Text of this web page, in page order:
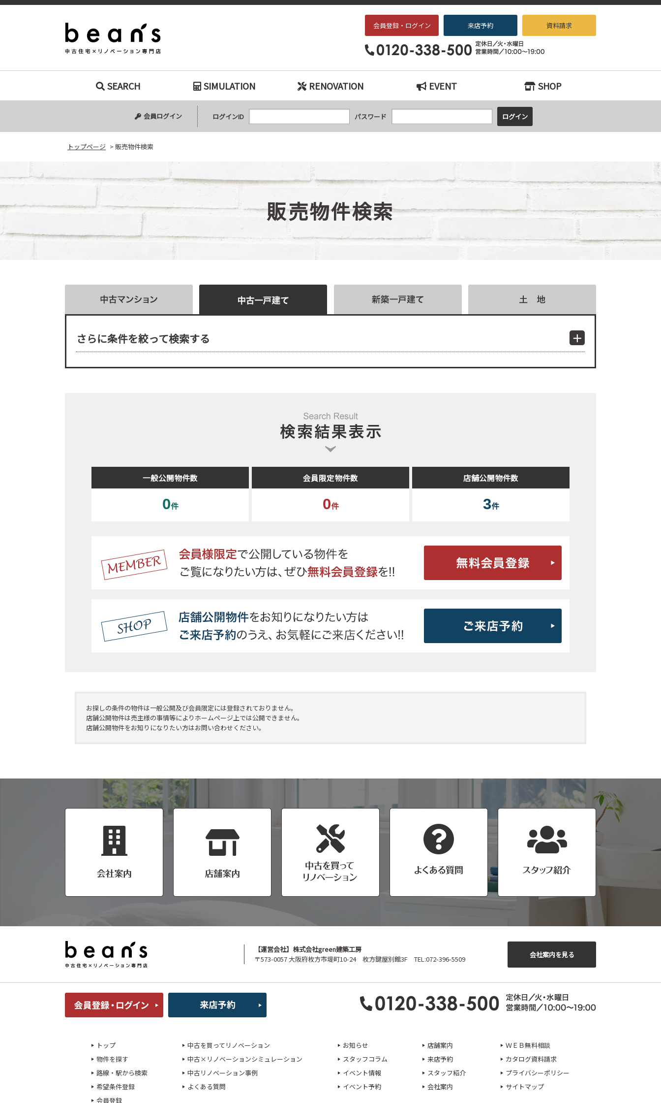
販売物件検索｜枚方・交野エリアの中古戸建て、中古マンションをお探しなら、『中古住宅×リノベーション専門店beans』へお任せください！
会員登録・ログイン 来店予約 資料請求
SEARCH
中古マンション
中古一戸建て
新築一戸建て
土地
SIMULATION RENOVATION EVENT SHOP
会員ログイン ログインID パスワード
トップページ > 販売物件検索
販売物件検索
さらに条件を絞って検索する
一般公開物件数
0件
会員限定物件数
0件
店舗公開物件数
3件
お探しの条件の物件は一般公開及び会員限定には登録されておりません。
店舗公開物件は売主様の事情等によりホームページ上では公開できません。
店舗公開物件をお知りになりたい方はお問い合わせください。
【運営会社】株式会社green建築工房
〒573-0057 大阪府枚方市堤町10-24 枚方鍵屋別館3F TEL:072-396-5509
会社案内を見る
トップ
物件を探す
路線・駅から検索
希望条件登録
会員登録
中古を買ってリノベーション
中古×リノベーションシミュレーション
中古リノベーション事例
よくある質問
お知らせ
スタッフコラム
イベント情報
イベント予約
店舗案内
来店予約
スタッフ紹介
会社案内
ＷＥＢ無料相談
カタログ資料請求
プライバシーポリシー
サイトマップ